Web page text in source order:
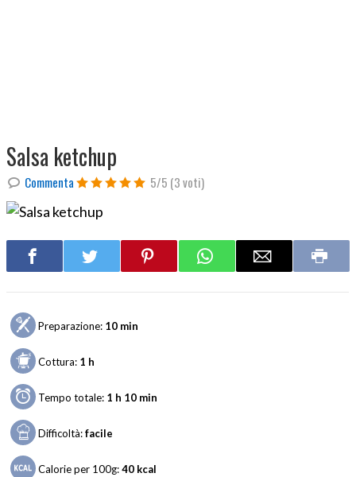
Salsa ketchup
Commenta 5/5 (3 voti)
Preparazione: 10 min
Cottura: 1 h
Tempo totale: 1 h 10 min
Difficoltà:facile
Calorie per 100g:40 kcal